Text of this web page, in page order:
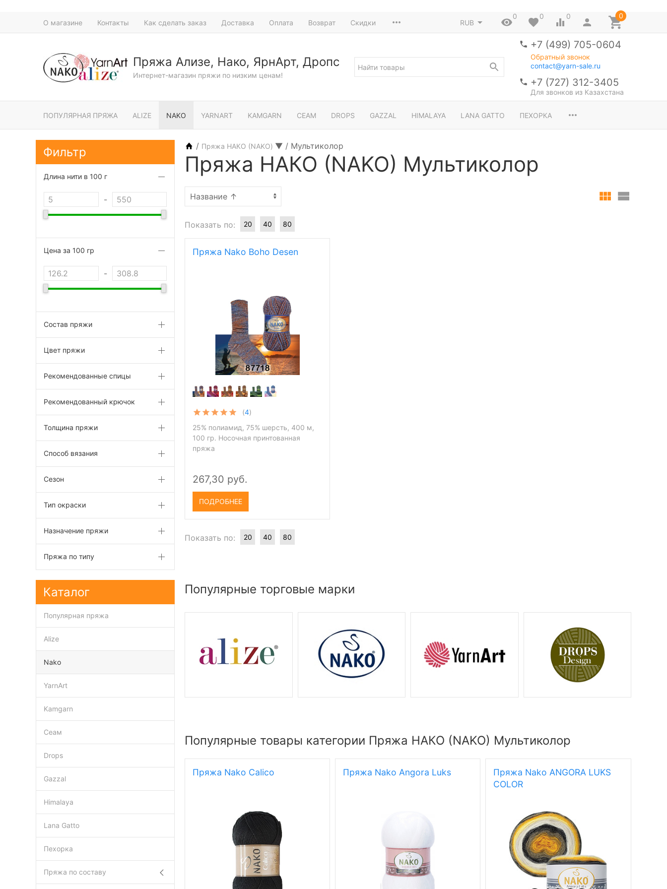
О магазине Контакты Как сделать заказ Доставка Оплата Возврат Скидки RUB
0 0 0 0
Пряжа Ализе, Нако, ЯрнАрт, Дропс
Интернет-магазин пряжи по низким ценам!
+7 (499) 705-0604
Обратный звонок
contact@yarn-sale.ru
+7 (727) 312-3405
Для звонков из Казахстана
ПОПУЛЯРНАЯ ПРЯЖА ALIZE NAKO YARNART KAMGARN СЕАМ DROPS GAZZAL HIMALAYA LANA GATTO ПЕХОРКА
/ Пряжа НАКО (NAKO) ▼ / Мультиколор
Пряжа НАКО (NAKO) Мультиколор
Показать по: 20 40 80
Пряжа Nako Boho Desen
(4)
25% полиамид, 75% шерсть, 400 м,
100 гр. Носочная принтованная
пряжа
267,30 руб.
ПОДРОБНЕЕ
Показать по: 20 40 80
Популярные торговые марки
Популярные товары категории Пряжа НАКО (NAKO) Мультиколор
Пряжа Nako Calico Пряжа Nako Angora Luks
Пряжа Nako ANGORA LUKS
COLOR
Фильтр
Длина нити в 100 г
-
Цена за 100 гр
-
Состав пряжи
Цвет пряжи
Рекомендованные спицы
Рекомендованный крючок
Толщина пряжи
Способ вязания
Сезон
Тип окраски
Назначение пряжи
Пряжа по типу
Каталог
Популярная пряжа
Alize
Nako
YarnArt
Kamgarn
Сеам
Drops
Gazzal
Himalaya
Lana Gatto
Пехорка
Пряжа по составу